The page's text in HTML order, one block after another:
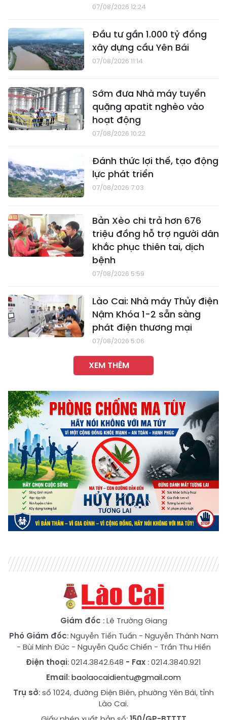
07/08/2026 12:24
Đầu tư gần 1.000 tỷ đồng
xây dựng cầu Yên Bái
07/08/2026 11:14
Sớm đưa Nhà máy tuyển
quặng apatit nghèo vào
hoạt động
07/08/2026 10:22
Đánh thức lợi thế, tạo động
lực phát triển
07/08/2026 7:03
Bản Xèo chi trả hơn 676
triệu đồng hỗ trợ người dân
khắc phục thiên tai, dịch
bệnh
07/08/2026 5:59
Lào Cai: Nhà máy Thủy điện
Nậm Khóa 1-2 sẵn sàng
phát điện thương mại
07/08/2026 5:06
XEM THÊM
Giám đốc : Lê Trường Giang
Phó Giám đốc:Nguyễn Tiến Tuấn - Nguyễn Thành Nam
- Bùi Minh Đức- Nguyễn Quốc Chiến - Trần Thu Hiền
Điện thoại: 0214.3842.648 - Fax : 0214.3840.921
Email:baolaocaidientu@gmail.com
Trụ sở: số 1024, đường Điện Biên, phường Yên Bái, tỉnh
Lào Cai.